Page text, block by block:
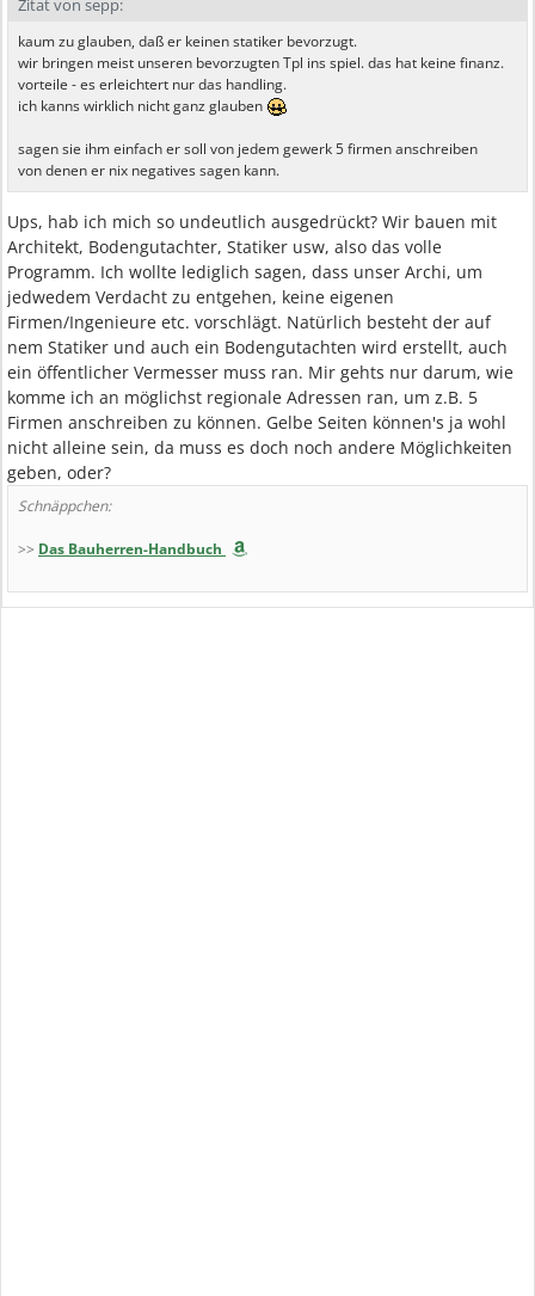
Zitat von sepp:
kaum zu glauben, daß er keinen statiker bevorzugt.
wir bringen meist unseren bevorzugten Tpl ins spiel. das hat keine finanz.
vorteile - es erleichtert nur das handling.
ich kanns wirklich nicht ganz glauben
sagen sie ihm einfach er soll von jedem gewerk 5 firmen anschreiben
von denen er nix negatives sagen kann.
Ups, hab ich mich so undeutlich ausgedrückt? Wir bauen mit
Architekt, Bodengutachter, Statiker usw, also das volle
Programm. Ich wollte lediglich sagen, dass unser Archi, um
jedwedem Verdacht zu entgehen, keine eigenen
Firmen/Ingenieure etc. vorschlägt. Natürlich besteht der auf
nem Statiker und auch ein Bodengutachten wird erstellt, auch
ein öffentlicher Vermesser muss ran. Mir gehts nur darum, wie
komme ich an möglichst regionale Adressen ran, um z.B. 5
Firmen anschreiben zu können. Gelbe Seiten können's ja wohl
nicht alleine sein, da muss es doch noch andere Möglichkeiten
geben, oder?
Schnäppchen:
>> Das Bauherren-Handbuch